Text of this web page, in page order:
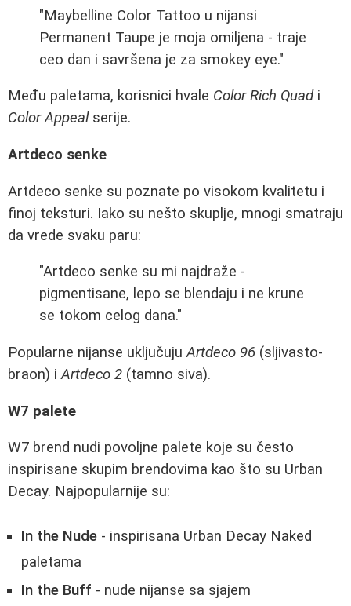
"Maybelline Color Tattoo u nijansi
Permanent Taupe je moja omiljena - traje
ceo dan i savršena je za smokey eye."
Među paletama, korisnici hvale Color Rich Quadi
Color Appealserije.
Artdeco senke
Artdeco senke su poznate po visokom kvalitetu i
finoj teksturi. Iako su nešto skuplje, mnogi smatraju
da vrede svaku paru:
"Artdeco senke su mi najdraže -
pigmentisane, lepo se blendaju i ne krune
se tokom celog dana."
Popularne nijanse uključujuArtdeco 96 (sljivasto-
braon) iArtdeco 2 (tamno siva).
W7 palete
W7 brend nudi povoljne palete koje su često
inspirisane skupim brendovima kao što su Urban
Decay. Najpopularnije su:
In the Nude - inspirisana Urban Decay Naked
paletama
In the Buff - nude nijanse sa sjajem